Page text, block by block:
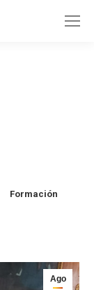
Formación
Ago